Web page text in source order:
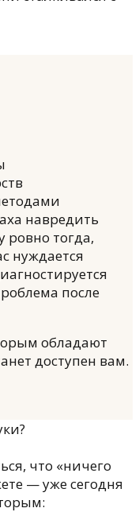
навредить
ровно тогда,
нуждается
после
обладают
доступен вам.
что «ничего
— уже сегодня